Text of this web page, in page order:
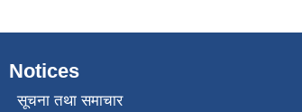
Notices
सूचना तथा समाचार